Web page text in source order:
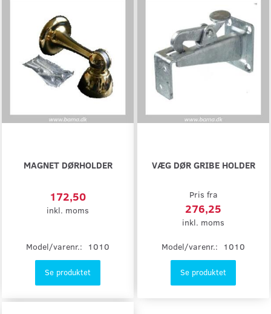
MAGNET DØRHOLDER
172,50
inkl. moms
Model/varenr.: 1010
Se produktet
VÆG DØR GRIBE HOLDER
Pris fra
276,25
inkl. moms
Model/varenr.: 1010
Se produktet